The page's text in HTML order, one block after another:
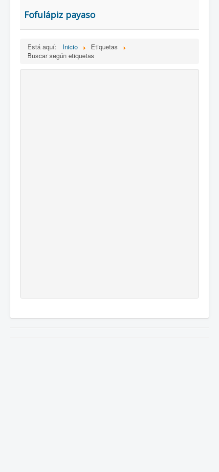
Fofulápiz payaso
Está aquí: Inicio
Etiquetas
Buscar según etiquetas